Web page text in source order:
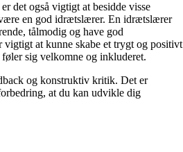
det også vigtigt at besidde visse
en god idrætslærer. En idrætslærer
tålmodig og have god
vigtigt at kunne skabe et trygt og positivt
sig velkomne og inkluderet.
og konstruktiv kritik. Det er
at du kan udvikle dig